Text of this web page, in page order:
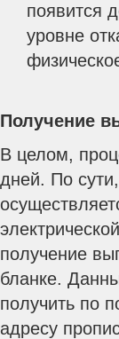
появится
уровне
Получение
В целом,
дней. По сути,
получение
бланке.
получить по
адресу